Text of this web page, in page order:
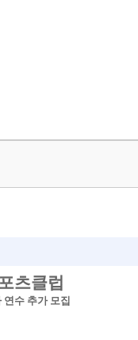
츠클럽
연수 추가 모집